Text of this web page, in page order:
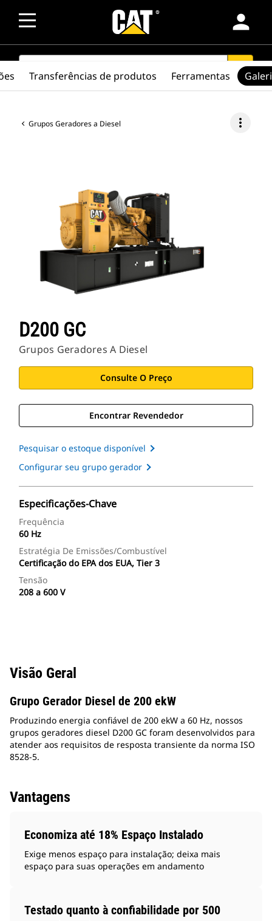
person
SEARCH search
Grupos Geradores a Diesel more_vert
D200 GC
Grupos Geradores A Diesel
Consulte O Preço
Encontrar Revendedor
Pesquisar o estoque disponível
Configurar seu grupo gerador
Especificações-Chave
Frequência
60 Hz
Estratégia De Emissões/Combustível
Certificação do EPA dos EUA, Tier 3
Tensão
208 a 600 V
Transferências de produtos Ferramentas
Visão Geral
Grupo Gerador Diesel de 200 ekW
Produzindo energia confiável de 200 ekW a 60 Hz, nossos
grupos geradores diesel D200 GC foram desenvolvidos para
atender aos requisitos de resposta transiente da norma ISO
8528-5.
Vantagens
Economiza até 18% Espaço Instalado
Exige menos espaço para instalação; deixa mais
espaço para suas operações em andamento
Testado quanto à confiabilidade por 500